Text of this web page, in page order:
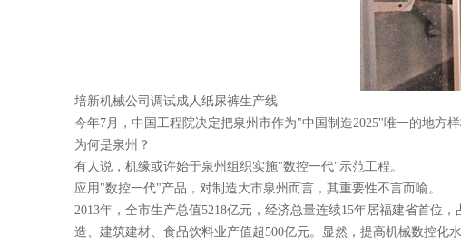
培新机械公司调试成人纸尿裤生产线
今年7月，中国工程院决定把泉州市作为"中国制造2025"唯一的地方样
为何是泉州？
有人说，机缘或许始于泉州组织实施"数控一代"示范工程。
应用"数控一代"产品，对制造大市泉州而言，其重要性不言而喻。
2013年，全市生产总值5218亿元，经济总量连续15年居福建省首
造、建筑建材、食品饮料业产值超500亿元。显然，提高机械数控化